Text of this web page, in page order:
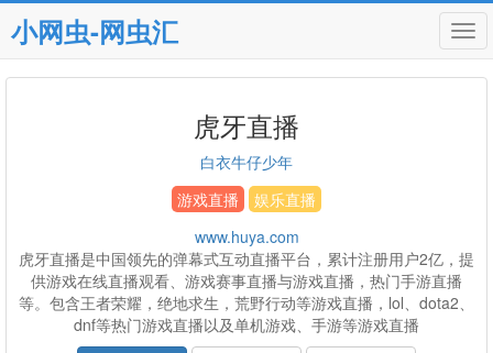
小网虫-网虫汇
虎牙直播
白衣牛仔少年
游戏直播
娱乐直播
www.huya.com
虎牙直播是中国领先的弹幕式互动直播平台，累计注册用户2亿，提
供游戏在线直播观看、游戏赛事直播与游戏直播，热门手游直播
等。包含王者荣耀，绝地求生，荒野行动等游戏直播，lol、dota2、
dnf等热门游戏直播以及单机游戏、手游等游戏直播